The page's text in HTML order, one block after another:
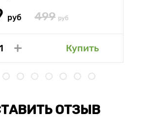
руб 499 руб
Купить
ОТЗЫВ